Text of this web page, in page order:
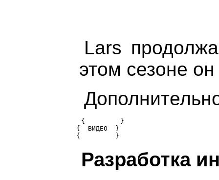
Lars
этом сезоне
{         }
{  ВИДЕО  }
Разработка